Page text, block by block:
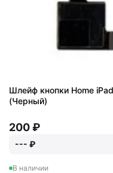
Шлейф кнопки Home
(Черный)
200 ₽
--- ₽
В наличии